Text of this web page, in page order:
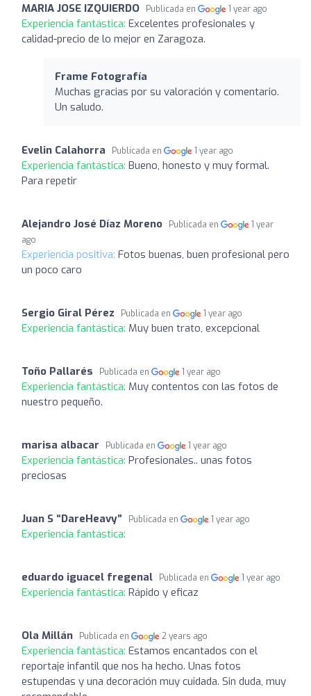
MARIA JOSE IZQUIERDO Publicada en 1 year ago
Experiencia fantástica: Excelentes profesionales y
calidad-precio de lo mejor en Zaragoza.
Frame Fotografía
Muchas gracias por su valoración y comentario.
Un saludo.
Evelin Calahorra Publicada en 1 year ago
Experiencia fantástica: Bueno, honesto y muy formal.
Para repetir
Alejandro José Díaz Moreno Publicada en
1 year
ago
Experiencia positiva: Fotos buenas, buen profesional pero
un poco caro
Sergio Giral Pérez Publicada en 1 year ago
Experiencia fantástica: Muy buen trato, excepcional
Toño Pallarés Publicada en 1 year ago
Experiencia fantástica: Muy contentos con las fotos de
nuestro pequeño.
marisa albacar Publicada en 1 year ago
Experiencia fantástica: Profesionales.. unas fotos
preciosas
Juan S “DareHeavy” Publicada en 1 year ago
Experiencia fantástica:
eduardo iguacel fregenal Publicada en 1 year ago
Experiencia fantástica: Rápido y eficaz
Ola Millán Publicada en 2 years ago
Experiencia fantástica: Estamos encantados con el
reportaje infantil que nos ha hecho. Unas fotos
estupendas y una decoración muy cuidada. Sin duda, muy